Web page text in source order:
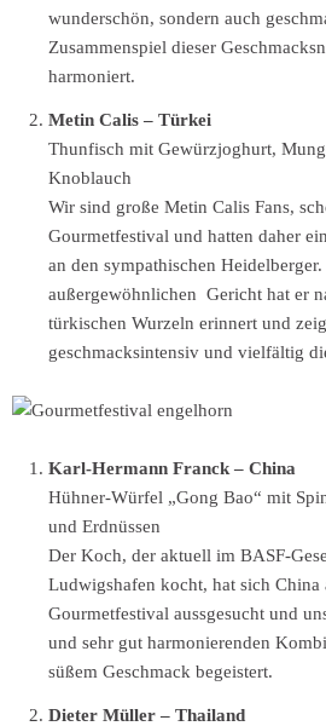
wunderschön, sondern auch
Zusammenspiel dieser
harmoniert.
Metin Calis – Türkei
Thunfisch mit Gewürzjoghurt,
Knoblauch
Wir sind große Metin Calis Fans,
Gourmetfestival und hatten daher
an den sympathischen
außergewöhnlichen Gericht hat er
türkischen Wurzeln erinnert und
geschmacksintensiv und vielfältig
Karl-Hermann Franck – China
Hühner-Würfel „Gong Bao“ mit
und Erdnüssen
Der Koch, der aktuell im BASF-
Ludwigshafen kocht, hat sich China
Gourmetfestival aussgesucht und
und sehr gut harmonierenden
süßem Geschmack begeistert.
Dieter Müller – Thailand